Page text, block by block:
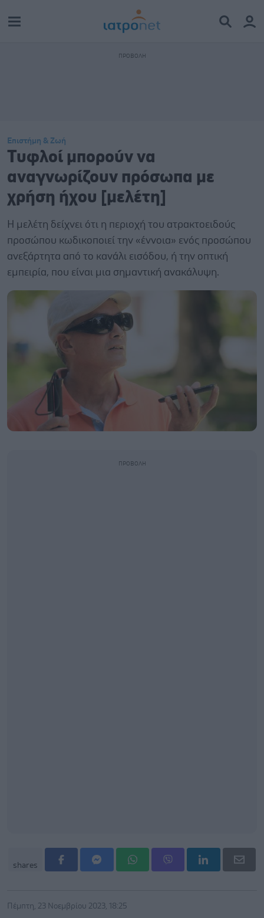
Επιστήμη & Ζωή
Τυφλοί μπορούν να
αναγνωρίζουν πρόσωπα με
χρήση ήχου [μελέτη]
Η μελέτη δείχνει ότι η περιοχή του ατρακτοειδούς
προσώπου κωδικοποιεί την «έννοια» ενός προσώπου
ανεξάρτητα από το κανάλι εισόδου, ή την οπτική
εμπειρία, που είναι μια σημαντική ανακάλυψη.
shares
Πέμπτη, 23 Νοεμβρίου 2023, 18:25